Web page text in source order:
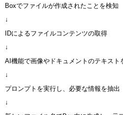
Boxでファイルが作成されたことを検知
↓
IDによるファイルコンテンツの取得
↓
AI機能で画像やドキュメントのテキスト
↓
プロンプトを実行し、必要な情報を抽出
↓